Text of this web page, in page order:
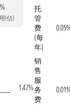
(估)
1.47%
托
管
费
(每
年)
销
售
服
务
费